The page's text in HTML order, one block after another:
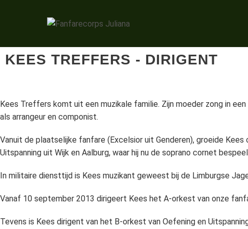
KEES TREFFERS - DIRIGENT
Kees Treffers komt uit een muzikale familie. Zijn moeder zong in
als arrangeur en componist.
Vanuit de plaatselijke fanfare (Excelsior uit Genderen), groeide
Uitspanning uit Wijk en Aalburg, waar hij nu de soprano cornet
In militaire diensttijd is Kees muzikant geweest bij de Limburgse
Vanaf 10 september 2013 dirigeert Kees het A-orkest van onze
Tevens is Kees dirigent van het B-orkest van Oefening en